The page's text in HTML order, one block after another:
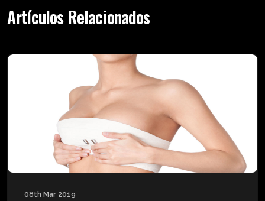
Artículos Relacionados
08th Mar 2019